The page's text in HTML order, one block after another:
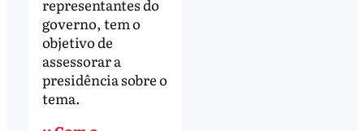
representantes do
governo, tem o
objetivo de
assessorar a
presidência sobre o
tema.